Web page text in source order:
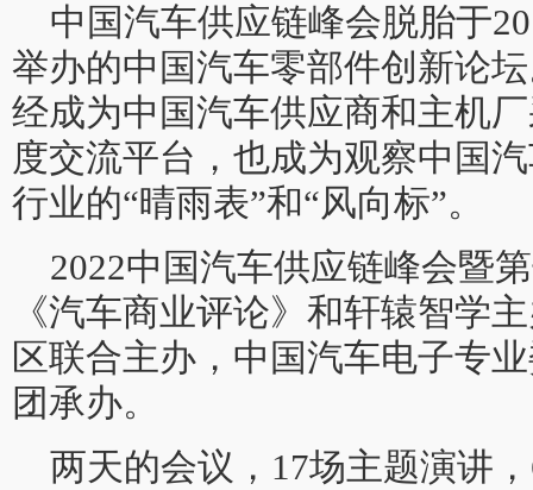
中国汽车供应链峰会脱胎于
举办的中国汽车零部件创新论
经成为中国汽车供应商和主机
度交流平台，也成为观察中国
行业的“晴雨表”和“风向标”。
2022中国汽车供应链峰会暨
《汽车商业评论》和轩辕智学
区联合主办，中国汽车电子专
团承办。
两天的会议，17场主题演讲